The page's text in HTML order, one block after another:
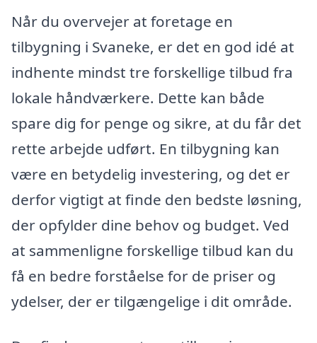
Når du overvejer at foretage en
tilbygning i Svaneke, er det en god idé at
indhente mindst tre forskellige tilbud fra
lokale håndværkere. Dette kan både
spare dig for penge og sikre, at du får det
rette arbejde udført. En tilbygning kan
være en betydelig investering, og det er
derfor vigtigt at finde den bedste løsning,
der opfylder dine behov og budget. Ved
at sammenligne forskellige tilbud kan du
få en bedre forståelse for de priser og
ydelser, der er tilgængelige i dit område.